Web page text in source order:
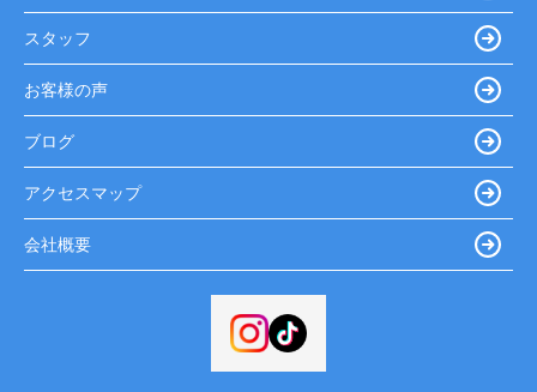
スタッフ
お客様の声
ブログ
アクセスマップ
会社概要